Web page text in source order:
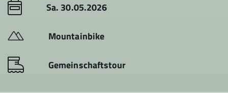
Sa. 30.05.2026
Mountainbike
Gemeinschaftstour